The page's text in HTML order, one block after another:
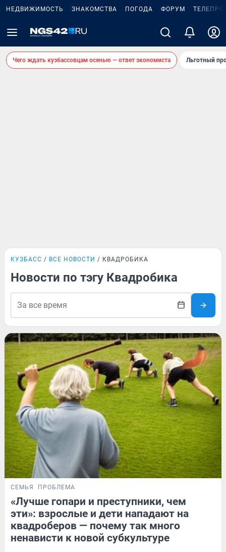
НЕДВИЖИМОСТЬ ЗНАКОМСТВА ПОГОДА ФОРУМ
Чего ждать кузбассовцам осенью — ответ экономиста Льготный
КУЗБАСС ВСЕ НОВОСТИ КВАДРОБИКА
Новости по тэгу Квадробика
СЕМЬЯ ПРОБЛЕМА
«Лучше гопари и преступники, чем
эти»: взрослые и дети нападают на
квадроберов — почему так много
ненависти к новой субкультуре